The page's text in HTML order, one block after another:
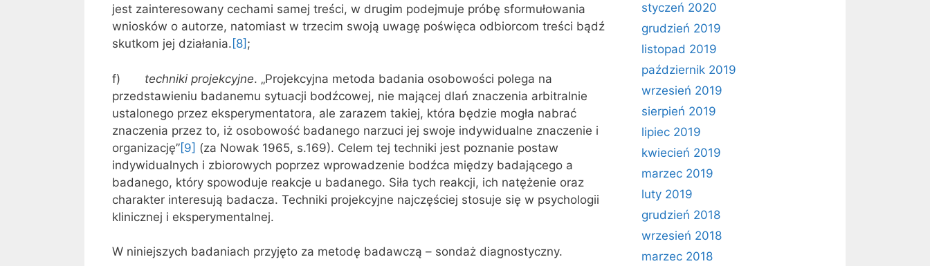
jest zainteresowany cechami samej treści, w drugim podejmuje próbę sformułowania
wniosków o autorze, natomiast w trzecim swoją uwagę poświęca odbiorcom treści bądź
skutkom jej działania. [8] ;
f) techniki projekcyjne. „Projekcyjna metoda badania osobowości polega na
przedstawieniu badanemu sytuacji bodźcowej, nie mającej dlań znaczenia arbitralnie
ustalonego przez eksperymentatora, ale zarazem takiej, która będzie mogła nabrać
znaczenia przez to, iż osobowość badanego narzuci jej swoje indywidualne znaczenie i
organizację”[9] (za Nowak 1965, s.169). Celem tej techniki jest poznanie postaw
indywidualnych i zbiorowych poprzez wprowadzenie bodźca między badającego a
badanego, który spowoduje reakcje u badanego. Siła tych reakcji, ich natężenie oraz
charakter interesują badacza. Techniki projekcyjne najczęściej stosuje się w psychologii
klinicznej i eksperymentalnej.
W niniejszych badaniach przyjęto za metodę badawczą – sondaż diagnostyczny.
styczeń 2020
grudzień 2019
listopad 2019
październik 2019
wrzesień 2019
sierpień 2019
lipiec 2019
kwiecień 2019
marzec 2019
luty 2019
grudzień 2018
wrzesień 2018
marzec 2018